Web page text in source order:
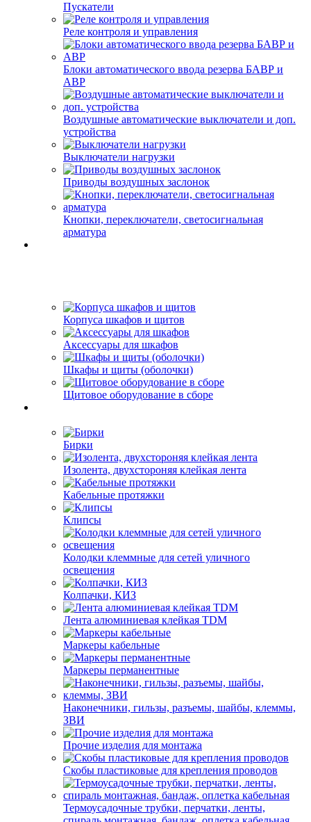
Пускатели
Реле контроля и управления
Блоки автоматического ввода резерва БАВР и
АВР
Воздушные автоматические выключатели и доп.
устройства
Выключатели нагрузки
Приводы воздушных заслонок
Кнопки, переключатели, светосигнальная
арматура
Корпуса шкафов и щитов
Аксессуары для шкафов
Шкафы и щиты (оболочки)
Щитовое оборудование в сборе
Бирки
Изолента, двухстороняя клейкая лента
Кабельные протяжки
Клипсы
Колодки клеммные для сетей уличного
освещения
Колпачки, КИЗ
Лента алюминиевая клейкая TDM
Маркеры кабельные
Маркеры перманентные
Наконечники, гильзы, разъемы, шайбы, клеммы,
ЗВИ
Прочие изделия для монтажа
Скобы пластиковые для крепления проводов
Термоусадочные трубки, перчатки, ленты,